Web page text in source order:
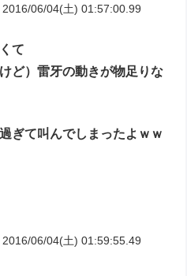
2016/06/04(土) 01:57:00.99
て
ど）雷牙の動きが物足りな
ぎて叫んでしまったよｗｗ
2016/06/04(土) 01:59:55.49